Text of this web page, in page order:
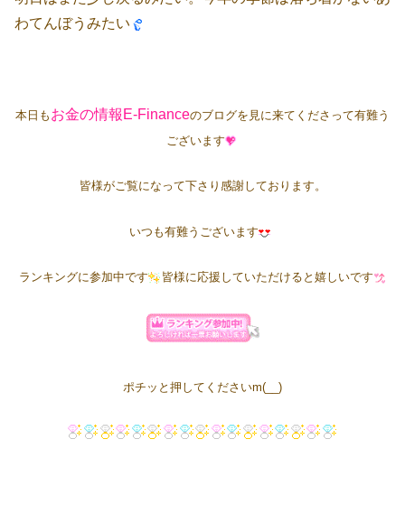
わてんぼうみたい
本日も お金の情報E-Financeのブログを見に来てくださって有難う
ございます
皆様がご覧になって下さり感謝しております。
いつも有難うございます
ランキングに参加中です 皆様に応援していただけると嬉しいです
ポチッと押してくださいm(__)